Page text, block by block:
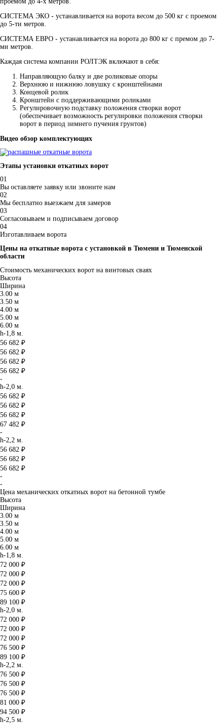
СИСТЕМА ЭКО - устанавливается на ворота весом до 500 кг с проемом
до 5-ти метров.
СИСТЕМА ЕВРО - устанавливается на ворота до 800 кг с премом до 7-
ми метров.
Каждая система компании РОЛТЭК включают в себя:
Направляющую балку и две роликовые опоры
Верхнюю и нижнюю ловушку с кронштейнами
Концевой ролик
Кронштейн с поддерживающими роликами
Регулировочную подставку положения створки ворот
(обеспечивает возможность регулировки положения створки
ворот в период зимнего пучения грунтов)
Видео обзор комплектующих
Этапы установки откатных ворот
01
Вы оставляете заявку или звоните нам
02
Мы бесплатно выезжаем для замеров
03
Согласовываем и подписываем договор
04
Изготавливаем ворота
Цены на откатные ворота с установкой в Тюмени и Тюменской
области
Стоимость механических ворот на винтовых сваях
Высота
Ширина
3.00 м
3.50 м
4.00 м
5.00 м
6.00 м
h-1,8 м.
56 682 ₽
56 682 ₽
56 682 ₽
56 682 ₽
-
h-2,0 м.
56 682 ₽
56 682 ₽
56 682 ₽
67 482 ₽
-
h-2,2 м.
56 682 ₽
56 682 ₽
56 682 ₽
-
-
Цена механических откатных ворот на бетонной тумбе
Высота
Ширина
3.00 м
3.50 м
4.00 м
5.00 м
6.00 м
h-1,8 м.
72 000 ₽
72 000 ₽
72 000 ₽
75 600 ₽
89 100 ₽
h-2,0 м.
72 000 ₽
72 000 ₽
72 000 ₽
76 500 ₽
89 100 ₽
h-2,2 м.
76 500 ₽
76 500 ₽
76 500 ₽
81 000 ₽
94 500 ₽
h-2,5 м.